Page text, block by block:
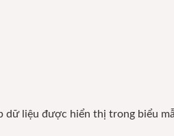
liệu được hiển thị trong biểu